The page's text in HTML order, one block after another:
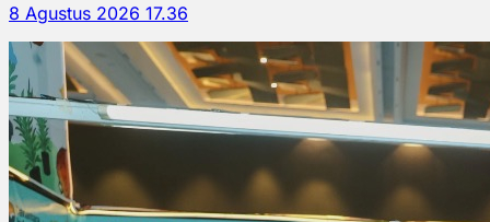
8 Agustus 2026 17.36